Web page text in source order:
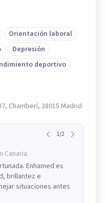
Orientación laboral
Depresión
deportivo
Chamberí, 28015 Madrid
Canaria
1/2
Enhamed es
brillantez e
situaciones antes